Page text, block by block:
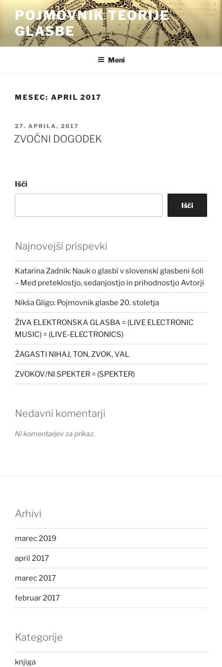
Skoči
vsebino
POJMOVNIK TEORIJE
GLASBE
Meni
MESEC: APRIL 2017
OBJAVLJENO
DNE
27. APRILA, 2017
ZVOČNI DOGODEK
Išči
Išči
Najnovejši prispevki
Katarina Zadnik: Nauk o glasbi v slovenski glasbeni šoli
– Med preteklostjo, sedanjostjo in prihodnostjo Avtorji
Nikša Gligo: Pojmovnik glasbe 20. stoletja
ŽIVA ELEKTRONSKA GLASBA = (LIVE ELECTRONIC
MUSIC) = (LIVE-ELECTRONICS)
ŽAGASTI NIHAJ, TON, ZVOK, VAL
ZVOKOV/NI SPEKTER = (SPEKTER)
Nedavni komentarji
Ni komentarjev za prikaz.
Arhivi
marec 2019
april 2017
marec 2017
februar 2017
Kategorije
knjiga